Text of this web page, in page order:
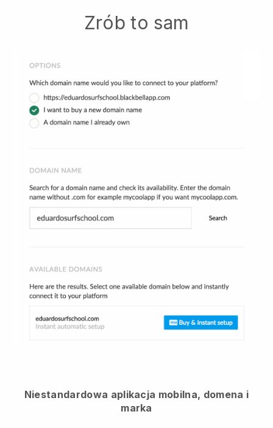
Zrób to sam
Niestandardowa aplikacja mobilna, domena i
marka